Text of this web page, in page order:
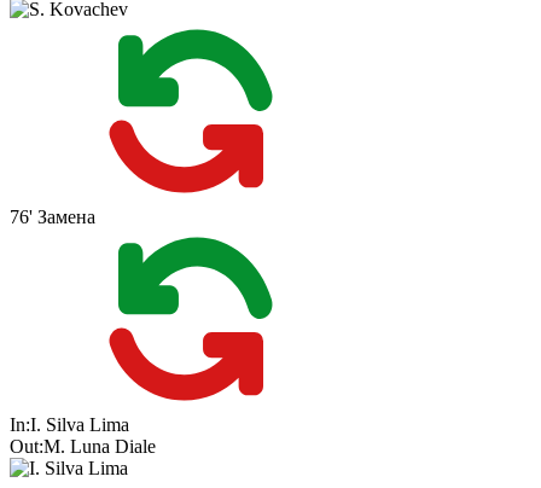
76' Замена
In:I. Silva Lima
Out:M. Luna Diale